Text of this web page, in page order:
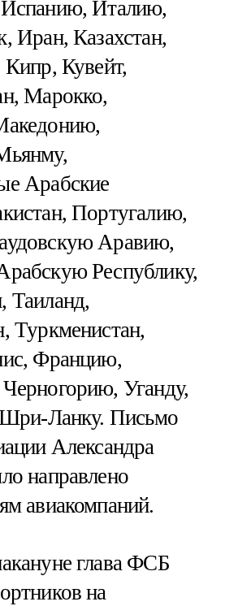
Италию,
Иран, Казахстан,
Кувейт,
Марокко,
Арабские
Португалию,
Аравию,
Республику,
Туркменистан,
Францию,
Уганду,
Шри-Ланку. Письмо
Александра
направлено
авиакомпаний.
глава ФСБ
на